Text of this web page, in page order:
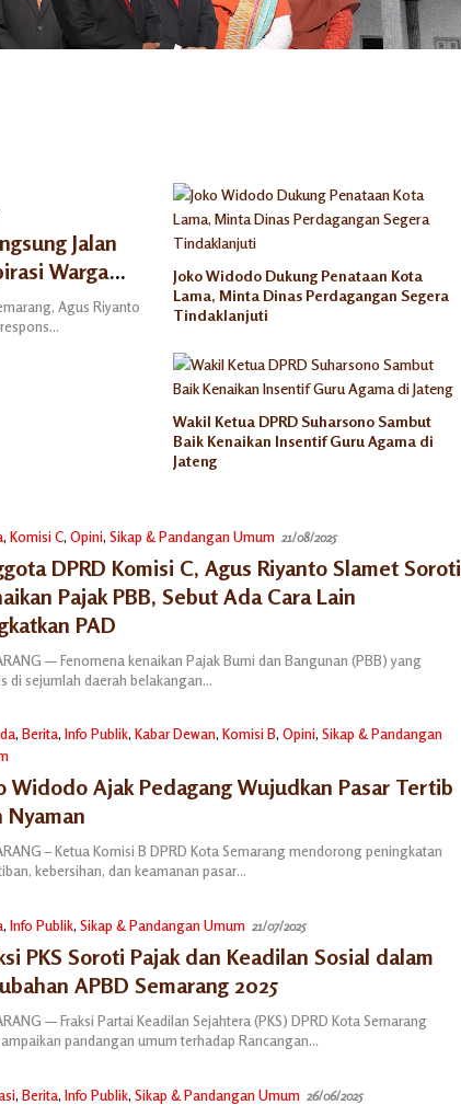
Jalan
Warga
Agus Riyanto
Joko Widodo Dukung Penataan Kota
Lama, Minta Dinas Perdagangan Segera
Tindaklanjuti
Wakil Ketua DPRD Suharsono Sambut
Baik Kenaikan Insentif Guru Agama di
Jateng
, Komisi C, Opini, Sikap & Pandangan Umum 21/08/2025
DPRD Komisi C, Agus Riyanto Slamet Soroti
Pajak PBB, Sebut Ada Cara Lain
PAD
— Fenomena kenaikan Pajak Bumi dan Bangunan (PBB) yang
di sejumlah daerah belakangan…
, Berita, Info Publik, Kabar Dewan, Komisi B, Opini, Sikap & Pandangan
2025Widodo Ajak Pedagang Wujudkan Pasar Tertib
Nyaman
– Ketua Komisi B DPRD Kota Semarang mendorong peningkatan
kebersihan, dan keamanan pasar…
, Info Publik, Sikap & Pandangan Umum 21/07/2025
PKS Soroti Pajak dan Keadilan Sosial dalam
APBD Semarang 2025
— Fraksi Partai Keadilan Sejahtera (PKS) DPRD Kota Semarang
pandangan umum terhadap Rancangan…
, Berita, Info Publik, Sikap & Pandangan Umum 26/06/2025